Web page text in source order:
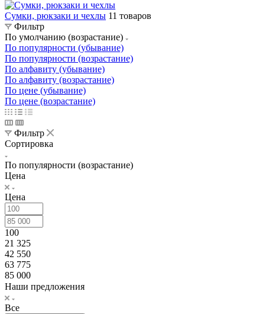
Сумки, рюкзаки и чехлы 11 товаров
Фильтр
По умолчанию (возрастание)
По популярности (убывание)
По популярности (возрастание)
По алфавиту (убывание)
По алфавиту (возрастание)
По цене (убывание)
По цене (возрастание)
Фильтр
Сортировка
По популярности (возрастание)
Цена
Цена
100
21 325
42 550
63 775
85 000
Наши предложения
Все